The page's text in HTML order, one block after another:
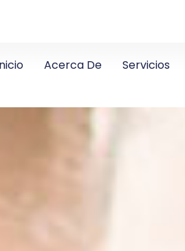
Acerca De Servicios